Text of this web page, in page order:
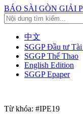
BÁO SÀI GÒN GIẢI
中文
SGGP Đầu tư
SGGP Thể Thao
English Edition
SGGP Epaper
Từ khóa: #IPE19